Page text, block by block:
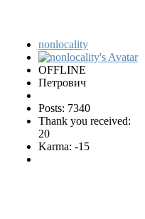
nonlocality
OFFLINE
Петрович
Posts: 7340
Thank you received:
20
Karma: -15